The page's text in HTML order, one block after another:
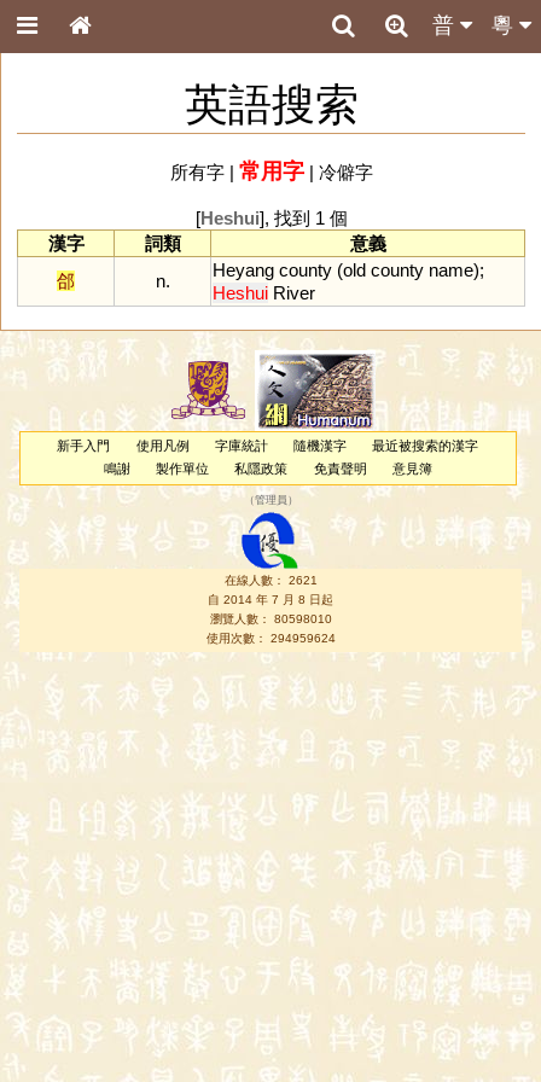
粵
普
英語搜索
所有字| 常用字| 冷僻字
[Heshui], 找到 1 個
漢字
詞類
意義
郃
n.
Heyang county (old county name);
Heshui River
新手入門 使用凡例 字庫統計 隨機漢字
最近被搜索的漢字
鳴謝
製作單位 私隱政策 免責聲明 意見簿
（管理員 ）
在線人數： 2621
自 2014 年 7 月 8 日起
瀏覽人數： 80598010
使用次數： 294959624